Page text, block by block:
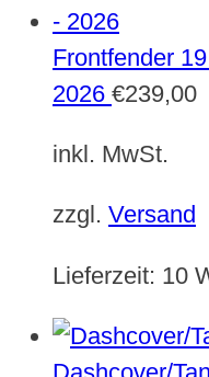
Frontfender
2026 €239,00
inkl. MwSt.
zzgl. Versand
Lieferzeit: 10